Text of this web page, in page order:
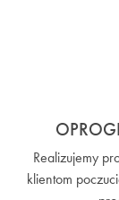
Realizujemy
klientom